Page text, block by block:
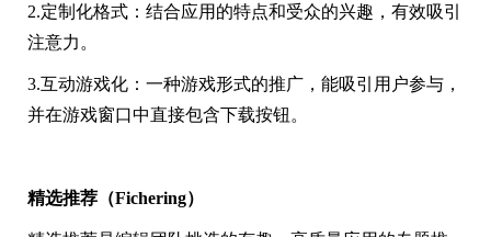
2.定制化格式：结合应用的特点和受众的兴趣，有效吸引
注意力。
3.互动游戏化：一种游戏形式的推广，能吸引用户参与，
并在游戏窗口中直接包含下载按钮。
精选推荐（Fichering）